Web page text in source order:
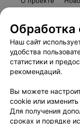
Обработка
Наш сайт
удобства
статистики и
рекомендаций.
Вы можете
cookie или
Для получения
сроках и порядке